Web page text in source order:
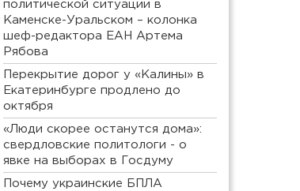
политической ситуации в
Каменске-Уральском – колонка
шеф-редактора ЕАН Артема
Рябова
Перекрытие дорог у «Калины» в
Екатеринбурге продлено до
октября
«Люди скорее останутся дома»:
свердловские политологи - о
явке на выборах в Госдуму
Почему украинские БПЛА